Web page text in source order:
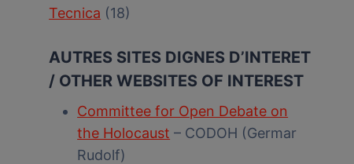
Tecnica (18)
AUTRES SITES DIGNES D’INTERET
/ OTHER WEBSITES OF INTEREST
Committee for Open Debate on
the Holocaust – CODOH (Germar
Rudolf)